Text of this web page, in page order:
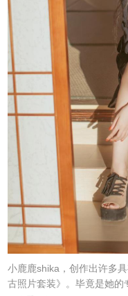
小鹿鹿shika，创作出许多
古照片套装》。毕竟是她